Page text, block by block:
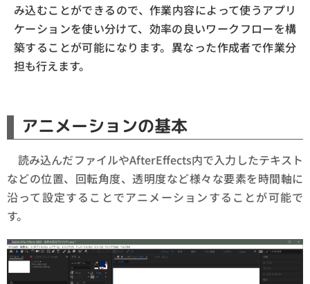
み込むことができるので、作業内容によって使うアプリ
ケーションを使い分けて、効率の良いワークフローを構
築することが可能になります。異なった作成者で作業分
担も行えます。
アニメーションの基本
読み込んだファイルやAfterEffects内で入力したテキスト
などの位置、回転角度、透明度など様々な要素を時間軸に
沿って設定することでアニメーションすることが可能で
す。